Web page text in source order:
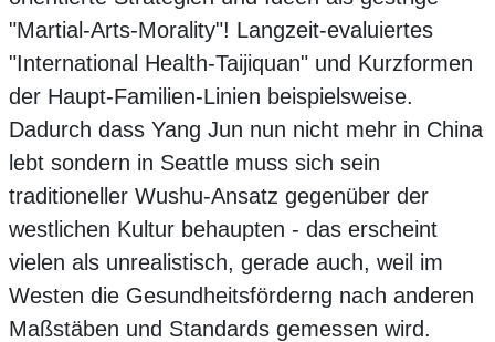
"Martial-Arts-Morality"! Langzeit-evaluiertes
"International Health-Taijiquan" und Kurzformen
der Haupt-Familien-Linien beispielsweise.
Dadurch dass Yang Jun nun nicht mehr in China
lebt sondern in Seattle muss sich sein
traditioneller Wushu-Ansatz gegenüber der
westlichen Kultur behaupten - das erscheint
vielen als unrealistisch, gerade auch, weil im
Westen die Gesundheitsförderng nach anderen
Maßstäben und Standards gemessen wird.